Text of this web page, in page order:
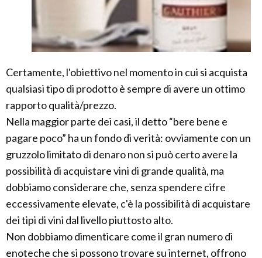
Certamente, l'obiettivo nel momento in cui si acquista
qualsiasi tipo di prodotto è sempre di avere un ottimo
rapporto qualità/prezzo.
Nella maggior parte dei casi, il detto “bere bene e
pagare poco” ha un fondo di verità: ovviamente con un
gruzzolo limitato di denaro non si può certo avere la
possibilità di acquistare vini di grande qualità, ma
dobbiamo considerare che, senza spendere cifre
eccessivamente elevate, c'è la possibilità di acquistare
dei tipi di vini dal livello piuttosto alto.
Non dobbiamo dimenticare come il gran numero di
enoteche che si possono trovare su internet, offrono